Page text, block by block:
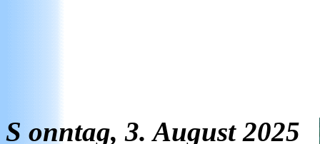
S onntag, 3. August 2025